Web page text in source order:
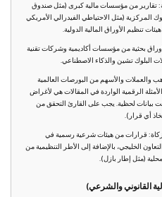
تقارير من مؤسسات مالية كبرى (مثل صندوق
المركزية (مثل الاحتياطي الفيدرالي الأمريكي
تنظيم الأوراق المالية الدولية.
أوراق بحثية من مؤسسات أكاديمية وشركات تقنية
البلوك تشين والذكاء الاصطناعي.
والعملات والأسهم من البورصات العالمية
الرقمية الواردة في المقالات هي لأغراض
بيانات لحظية. يجب على القارئ التحقق من
أي قرار).
قرارات من هيئات شرعية رسمية في
الخليجي، بالإضافة إلى الأطر التنظيمية من
(مثل إطار بازل).
القانوني والشرعي)